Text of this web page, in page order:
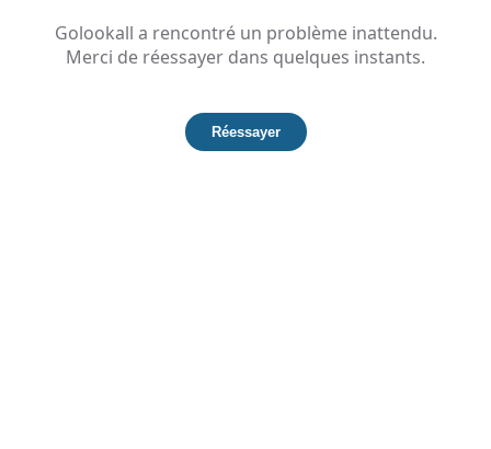
Golookall a rencontré un problème inattendu.
Merci de réessayer dans quelques instants.
Réessayer